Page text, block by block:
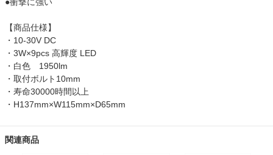
【商品仕様】
・10-30V DC
・3W×9pcs 高輝度 LED
・白色 1950lm
・取付ボルト10mm
・寿命30000時間以上
・H137mm×W115mm×D65mm
関連商品